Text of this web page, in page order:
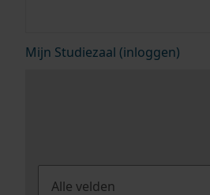
Mijn Studiezaal (inloggen)